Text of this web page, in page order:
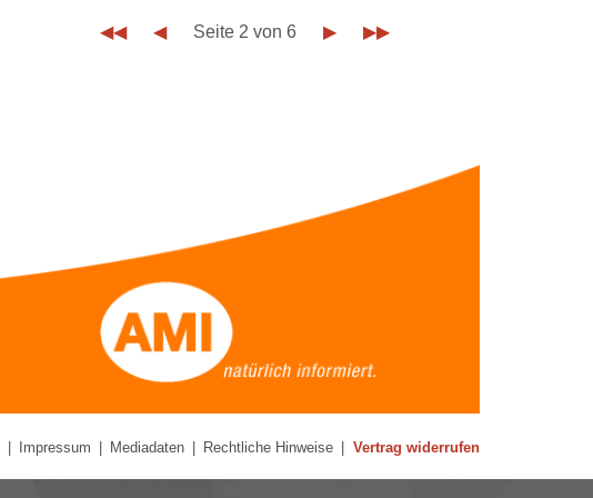
◀◀ ◀ Seite 2 von 6 ▶ ▶▶
Impressum Mediadaten Rechtliche Hinweise Vertrag widerrufen